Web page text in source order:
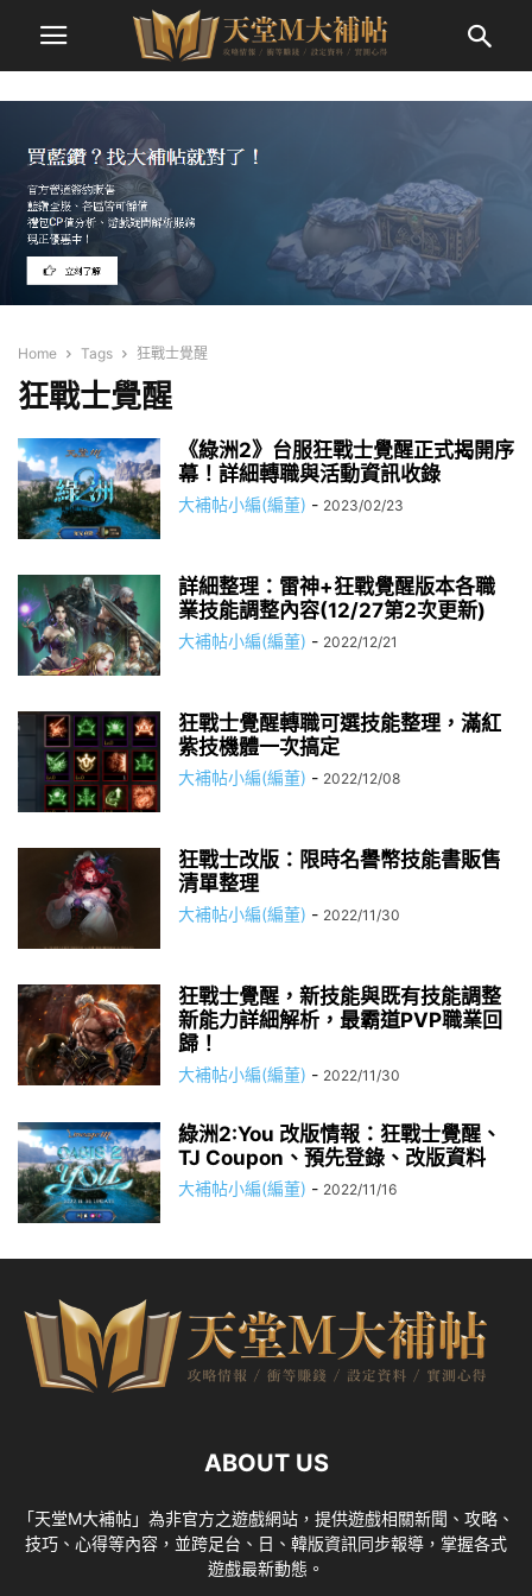
Home Tags 狂戰士覺醒
狂戰士覺醒
《綠洲2》台服狂戰士覺醒正式揭開序
幕！詳細轉職與活動資訊收錄
大補帖小編(編董) - 2023/02/23
詳細整理：雷神+狂戰覺醒版本各職
業技能調整內容(12/27第2次更新)
大補帖小編(編董) - 2022/12/21
狂戰士覺醒轉職可選技能整理，滿紅
紫技機體一次搞定
大補帖小編(編董) - 2022/12/08
狂戰士改版：限時名譽幣技能書販售
清單整理
大補帖小編(編董) - 2022/11/30
狂戰士覺醒，新技能與既有技能調整
新能力詳細解析，最霸道PVP職業回
歸！
大補帖小編(編董) - 2022/11/30
綠洲2:You 改版情報：狂戰士覺醒、
TJ Coupon、預先登錄、改版資料
大補帖小編(編董) - 2022/11/16
ABOUT US
「天堂M大補帖」為非官方之遊戲網站，提供遊戲相關新聞、攻略、
技巧、心得等內容，並跨足台、日、韓版資訊同步報導，掌握各式
遊戲最新動態。